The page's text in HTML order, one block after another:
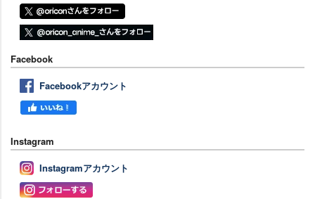
Facebook
Facebookアカウント
Instagram
Instagramアカウント